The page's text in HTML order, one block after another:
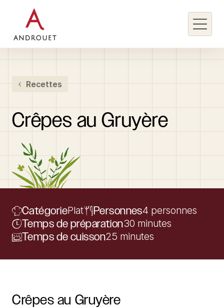
Rechercher un mot clé
Recettes
Crêpes au Gruyère
CatégoriePlat Personnes4 personnes
Temps de préparation30 minutes
Temps de cuisson25 minutes
Crêpes au Gruyère